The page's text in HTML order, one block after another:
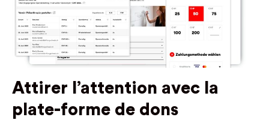
Attirer l’attention avec la
plate-forme de dons